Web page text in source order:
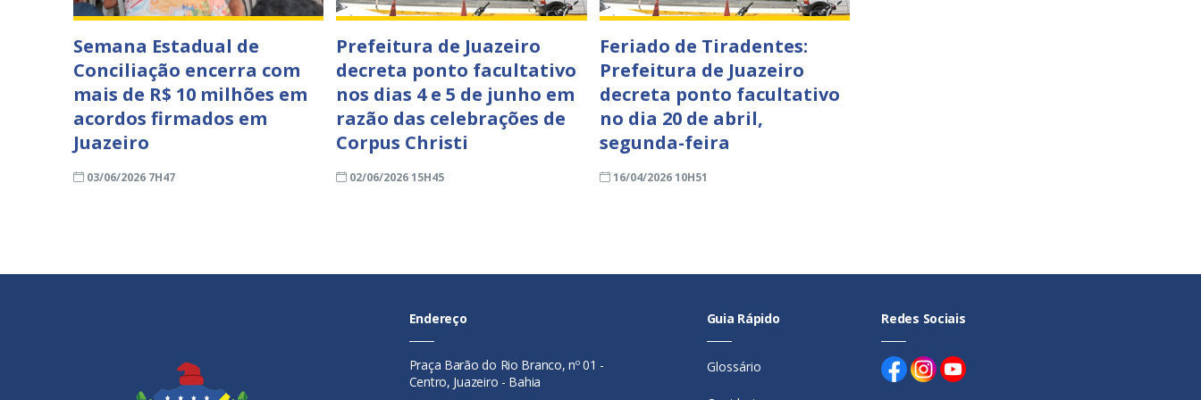
Semana Estadual de
Conciliação encerra com
mais de R$ 10 milhões em
acordos firmados em
Juazeiro
03/06/2026 7H47
Prefeitura de Juazeiro
decreta ponto facultativo
nos dias 4 e 5 de junho em
razão das celebrações de
Corpus Christi
02/06/2026 15H45
Feriado de Tiradentes:
Prefeitura de Juazeiro
decreta ponto facultativo
no dia 20 de abril,
segunda-feira
16/04/2026 10H51
Endereço
Praça Barão do Rio Branco, nº 01 -
Centro, Juazeiro - Bahia
Guia Rápido
Glossário
Redes Sociais